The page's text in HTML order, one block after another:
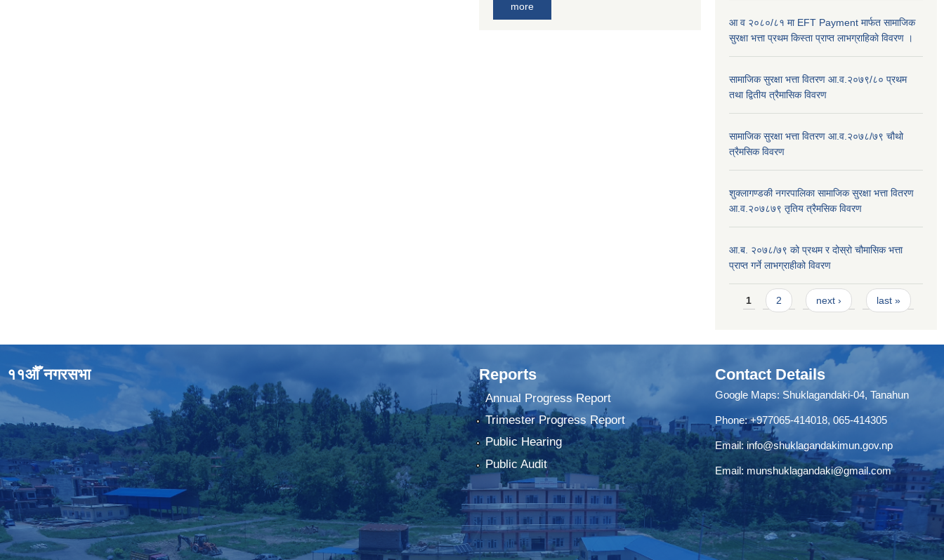
more
आ व २०८०/८१ मा EFT Payment मार्फत सामाजिक
सुरक्षा भत्ता प्रथम किस्ता प्राप्त लाभग्राहिकाे विवरण ।
सामाजिक सुरक्षा भत्ता वितरण आ.व.२०७९/८० प्रथम
तथा द्वितीय त्रैमासिक विवरण
सामाजिक सुरक्षा भत्ता वितरण आ.व.२०७८/७९ चौथो
त्रैमसिक विवरण
शुक्लागण्डकी नगरपालिका सामाजिक सुरक्षा भत्ता वितरण
आ.व.२०७८७९ तृतिय त्रैमसिक विवरण
आ.ब. २०७८/७९ को प्रथम र दोस्रो चौमासिक भत्ता
प्राप्त गर्ने लाभग्राहीको विवरण
Pages
1 2 next › last »
११औँ नगरसभा Reports
Annual Progress Report
Trimester Progress Report
Public Hearing
Public Audit
Contact Details
Google Maps: Shuklagandaki-04, Tanahun
Phone:+977065-414018, 065-414305
Email:info@shuklagandakimun.gov.np
Email: munshuklagandaki@gmail.com